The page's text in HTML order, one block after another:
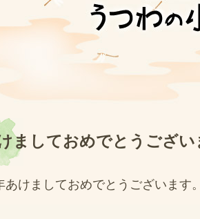
ましておめでとうござい
あけましておめでとうございます